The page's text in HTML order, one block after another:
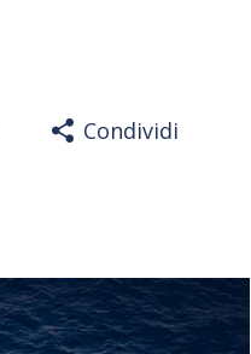
Condividi